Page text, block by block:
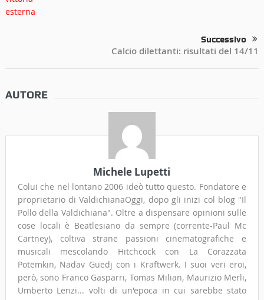
Successivo
Calcio dilettanti: risultati del 14/11
AUTORE
Michele Lupetti
Colui che nel lontano 2006 ideò tutto questo. Fondatore e
proprietario di ValdichianaOggi, dopo gli inizi col blog "Il
Pollo della Valdichiana". Oltre a dispensare opinioni sulle
cose locali è Beatlesiano da sempre (corrente-Paul Mc
Cartney), coltiva strane passioni cinematografiche e
musicali mescolando Hitchcock con La Corazzata
Potemkin, Nadav Guedj con i Kraftwerk. I suoi veri eroi,
però, sono Franco Gasparri, Tomas Milian, Maurizio Merli,
Umberto Lenzi... volti di un'epoca in cui sarebbe stato